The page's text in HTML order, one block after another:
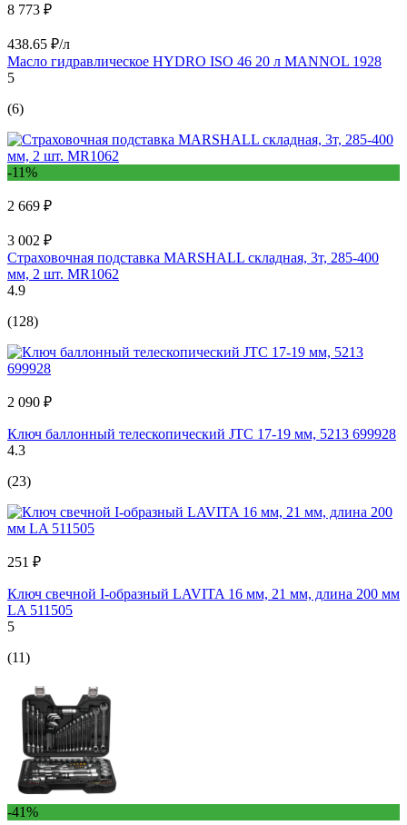
8 773 ₽
438.65 ₽/л
Масло гидравлическое HYDRO ISO 46 20 л MANNOL 1928
5
(6)
-11%
2 669 ₽
3 002 ₽
Страховочная подставка MARSHALL складная, 3т, 285-400
мм, 2 шт. MR1062
4.9
(128)
2 090 ₽
Ключ баллонный телескопический JTC 17-19 мм, 5213 699928
4.3
(23)
251 ₽
Ключ свечной I-образный LAVITA 16 мм, 21 мм, длина 200 мм
LA 511505
5
(11)
-41%